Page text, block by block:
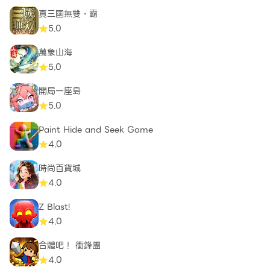
真三國無雙・霸
5.0
萬象山海
5.0
開局一座島
5.0
Paint Hide and Seek Game
4.0
時尚百貨城
4.0
Z Blast!
4.0
合體吧！ 衝鋒團
4.0